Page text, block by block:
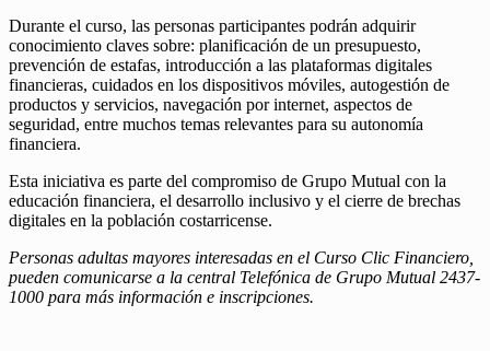
Durante el curso, las personas participantes podrán adquirir
conocimiento claves sobre: planificación de un presupuesto,
prevención de estafas, introducción a las plataformas digitales
financieras, cuidados en los dispositivos móviles, autogestión de
productos y servicios, navegación por internet, aspectos de
seguridad, entre muchos temas relevantes para su autonomía
financiera.
Esta iniciativa es parte del compromiso de Grupo Mutual con la
educación financiera, el desarrollo inclusivo y el cierre de brechas
digitales en la población costarricense.
Personas adultas mayores interesadas en el Curso Clic Financiero,
pueden comunicarse a la central Telefónica de Grupo Mutual 2437-
1000 para más información e inscripciones.